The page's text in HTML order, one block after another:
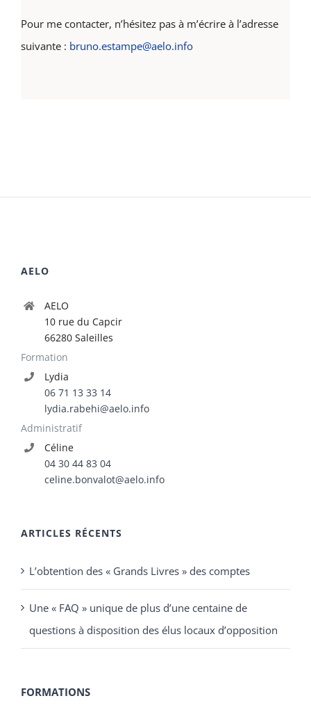
Pour me contacter, n’hésitez pas à m’écrire à l’adresse
suivante : bruno.estampe@aelo.info
AELO
AELO
10 rue du Capcir
66280 Saleilles
Formation
Lydia
06 71 13 33 14
lydia.rabehi@aelo.info
Administratif
Céline
04 30 44 83 04
celine.bonvalot@aelo.info
ARTICLES RÉCENTS
L’obtention des « Grands Livres » des comptes
Une « FAQ » unique de plus d’une centaine de
questions à disposition des élus locaux d’opposition
FORMATIONS